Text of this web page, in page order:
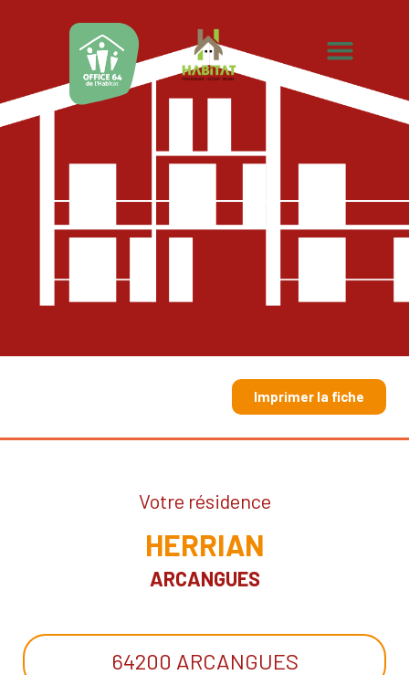
Imprimer la fiche
Votre résidence
HERRIAN
ARCANGUES
64200 ARCANGUES